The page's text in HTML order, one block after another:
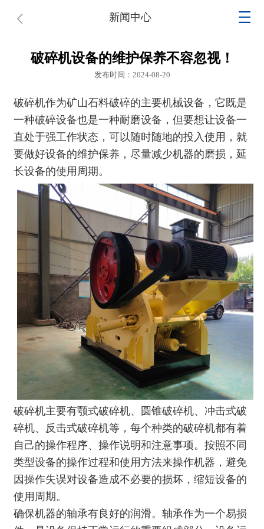
新闻中心
破碎机设备的维护保养不容忽视！
发布时间：2024-08-20
破碎机作为矿山石料破碎的主要机械设备，它既是
一种破碎设备也是一种耐磨设备，但要想让设备一
直处于强工作状态，可以随时随地的投入使用，就
要做好设备的维护保养，尽量减少机器的磨损，延
长设备的使用周期。
破碎机主要有颚式破碎机、 圆锥破碎机、冲击式破
碎机、反击式破碎机等，每个种类的破碎机都有着
自己的操作程序、操作说明和注意事项。按照不同
类型设备的操作过程和使用方法来操作机器，避免
因操作失误对设备造成不必要的损坏，缩短设备的
使用周期。
确保机器的轴承有良好的润滑。轴承作为一个易损